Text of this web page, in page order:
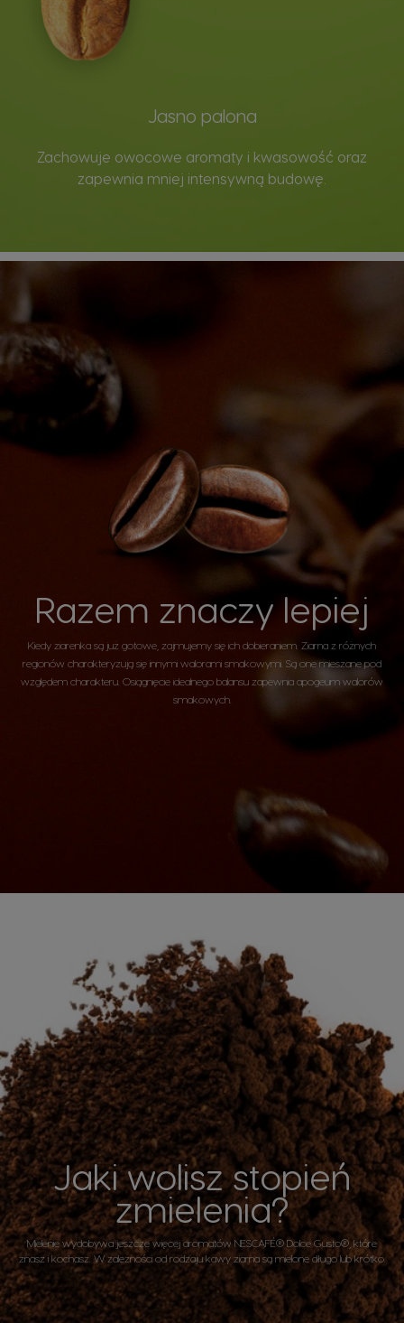
Jasno palona
Zachowuje owocowe aromaty i kwasowość oraz
zapewnia mniej intensywną budowę.
Razem znaczy lepiej
Kiedy ziarenka są już gotowe, zajmujemy się ich dobieraniem. Ziarna z różnych
regionów charakteryzują się innymi walorami smakowymi. Są one mieszane pod
względem charakteru. Osiągnięcie idealnego balansu zapewnia apogeum walorów
smakowych.
Jaki wolisz stopień
zmielenia?
Mielenie wydobywa jeszcze więcej aromatów NESCAFÉ® Dolce Gusto®, które
znasz i kochasz. W zależności od rodzaju kawy ziarna są mielone długo lub krótko.